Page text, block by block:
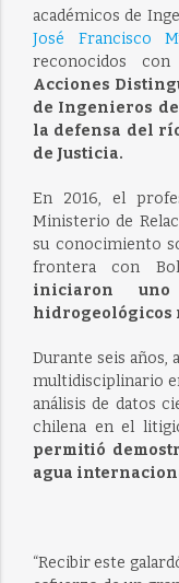
académicos de
José Francisco
reconocidos
Acciones
de Ingenieros
la defensa del
de Justicia.
En 2016, el
Ministerio de
su conocimiento
frontera con
iniciaron
hidrogeológicos
Durante seis años,
multidisciplinario
análisis de datos
chilena en el
permitió
agua
“Recibir este